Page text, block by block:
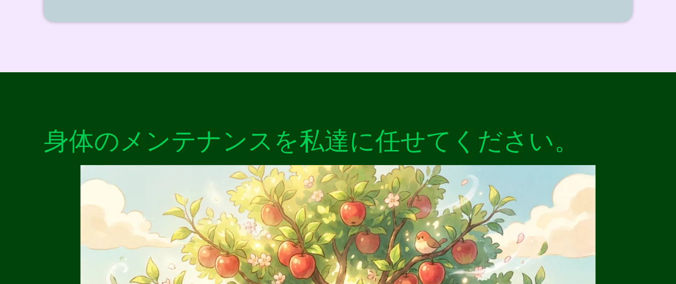
身体のメンテナンスを私達に任せてください。